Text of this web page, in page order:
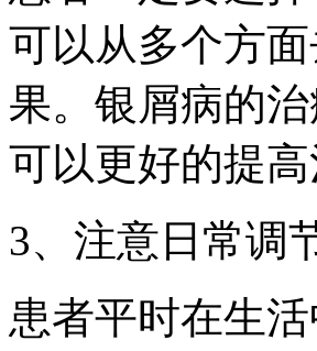
可以从多个方
果。银屑病的
可以更好的提
3、注意日常调
患者平时在生